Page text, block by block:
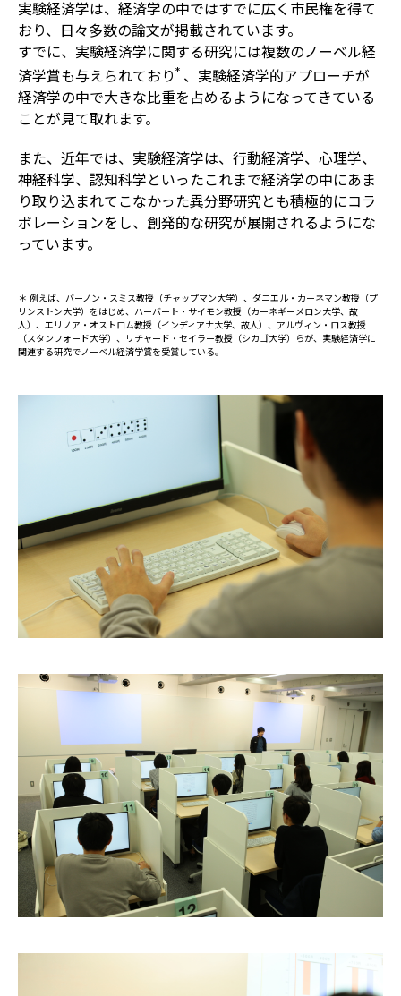
実験経済学は、経済学の中ではすでに広く市民権を得て
おり、日々多数の論文が掲載されています。
すでに、実験経済学に関する研究には複数のノーベル経
済学賞も与えられており* 、実験経済学的アプローチが
経済学の中で大きな比重を占めるようになってきている
ことが見て取れます。
また、近年では、実験経済学は、行動経済学、心理学、
神経科学、認知科学といったこれまで経済学の中にあま
り取り込まれてこなかった異分野研究とも積極的にコラ
ボレーションをし、創発的な研究が展開されるようにな
っています。
＊ 例えば、バーノン・スミス教授（チャップマン大学）、ダニエル・カーネマン教授（プ
リンストン大学）をはじめ、ハーバート・サイモン教授（カーネギーメロン大学、故
人）、エリノア・オストロム教授（インディアナ大学、故人）、アルヴィン・ロス教授
（スタンフォード大学）、リチャード・セイラー教授（シカゴ大学）らが、実験経済学に
関連する研究でノーベル経済学賞を受賞している。